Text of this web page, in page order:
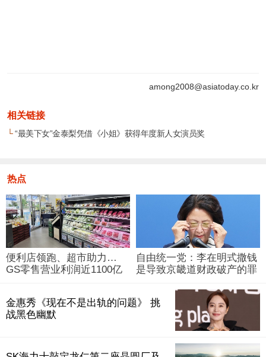
among2008@asiatoday.co.kr
相关链接
└“最美下女”金泰梨凭借《小姐》获得年度新人女演员奖
热点
便利店领跑、超市助力…
GS零售营业利润近1100亿
自由统一党：李在明式撒钱
是导致京畿道财政破产的罪
金惠秀《现在不是出轨的问题》 挑
战黑色幽默